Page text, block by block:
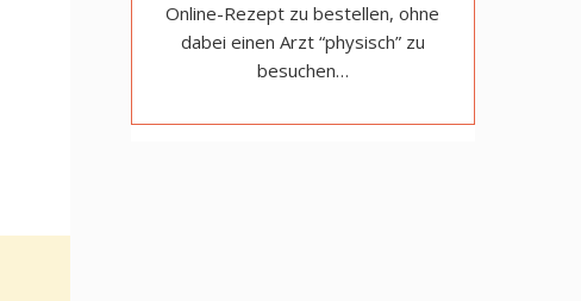
Online-Rezept zu bestellen, ohne
dabei einen Arzt “physisch” zu
besuchen…